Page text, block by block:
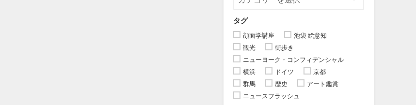
タグ
顔面学講座
池袋 絵意知
観光
街歩き
ニューヨーク・コンフィデンシャル
横浜
ドイツ
京都
群馬
歴史
アート鑑賞
ニュースフラッシュ